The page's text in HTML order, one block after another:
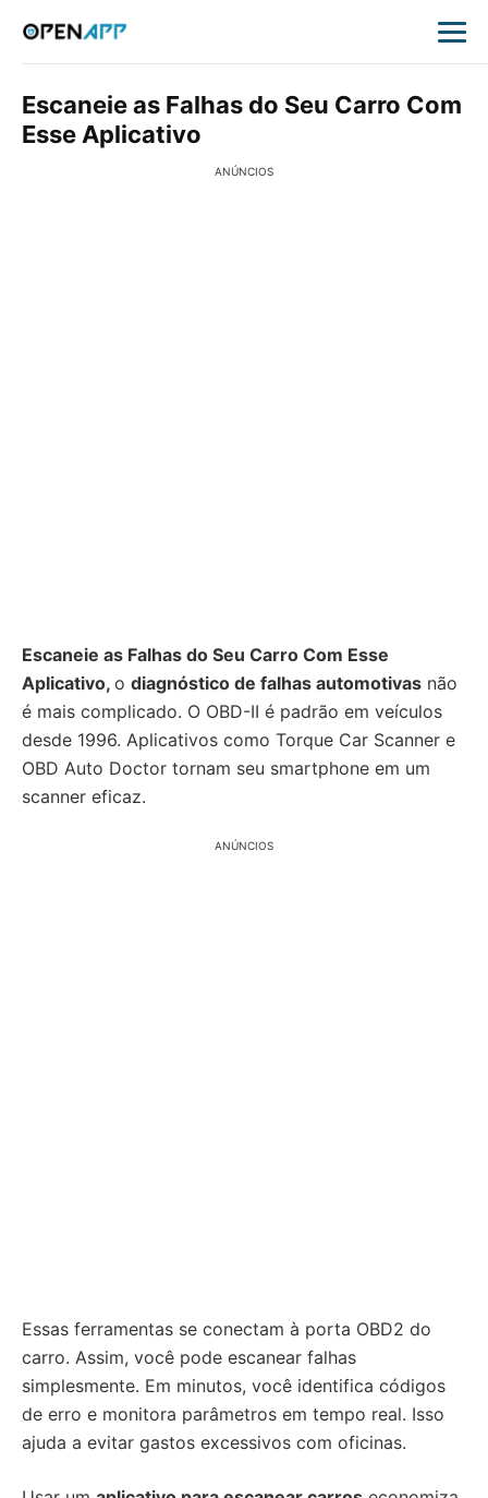
Escaneie as Falhas do Seu Carro Com
Esse Aplicativo
ANÚNCIOS
Escaneie as Falhas do Seu Carro Com Esse
Aplicativo, o diagnóstico de falhas automotivas não
é mais complicado. O OBD-II é padrão em veículos
desde 1996. Aplicativos como Torque Car Scanner e
OBD Auto Doctor tornam seu smartphone em um
scanner eficaz.
ANÚNCIOS
Essas ferramentas se conectam à porta OBD2 do
carro. Assim, você pode escanear falhas
simplesmente. Em minutos, você identifica códigos
de erro e monitora parâmetros em tempo real. Isso
ajuda a evitar gastos excessivos com oficinas.